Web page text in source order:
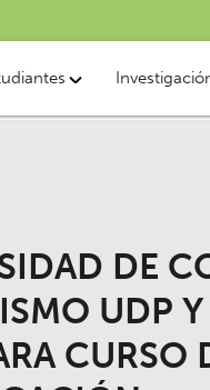
DE
UDP
CURSO